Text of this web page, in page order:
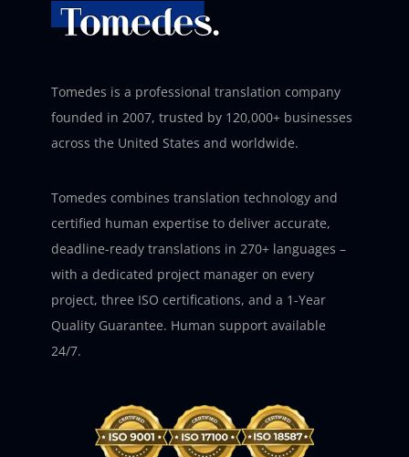
Tomedes is a professional translation company
founded in 2007, trusted by 120,000+ businesses
across the United States and worldwide.
Tomedes combines translation technology and
certified human expertise to deliver accurate,
deadline-ready translations in 270+ languages –
with a dedicated project manager on every
project, three ISO certifications, and a 1-Year
Quality Guarantee. Human support available
24/7.